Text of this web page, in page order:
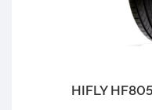
HIFLY